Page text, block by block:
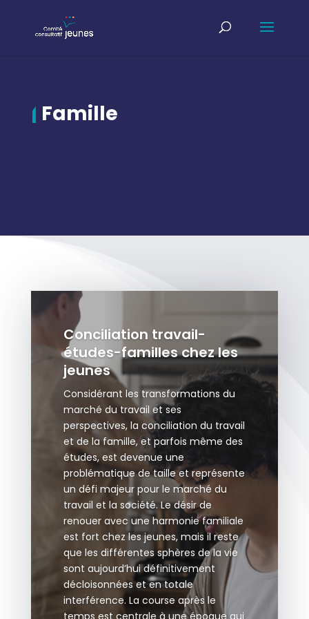
| Famille
Conciliation travail-
études-familles chez les
jeunes
Considérant les transformations du
marché du travail et ses
perspectives, la conciliation du travail
et de la famille, et parfois même des
études, est devenue une
problématique de taille et représente
un défi majeur pour le marché du
travail et la société. Le désir de
renouer avec une harmonie familiale
est fort chez les jeunes, mais il reste
que les différentes sphères de la vie
sont aujourd’hui définitivement
décloisonnées et en totale
interférence. La course après le